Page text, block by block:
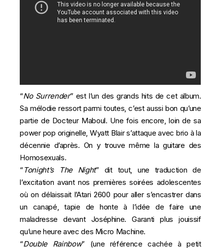
“No Surrender” est l’un des grands hits de cet album.
Sa mélodie ressort parmi toutes, c’est aussi bon qu’une
partie de Docteur Maboul. Une fois encore, loin de sa
power pop originelle, Wyatt Blair s’attaque avec brio à la
décennie d’après. On y trouve même la guitare des
Homosexuals.
“ Tonight’s The Night” dit tout, une traduction de
l’excitation avant nos premières soirées adolescentes
où on délaissait l’Atari 2600 pour aller s’encastrer dans
un canapé, tapie de honte à l’idée de faire une
maladresse devant Joséphine. Garanti plus jouissif
qu’une heure avec des Micro Machine.
“Double Rainbow” (une référence cachée àpetit